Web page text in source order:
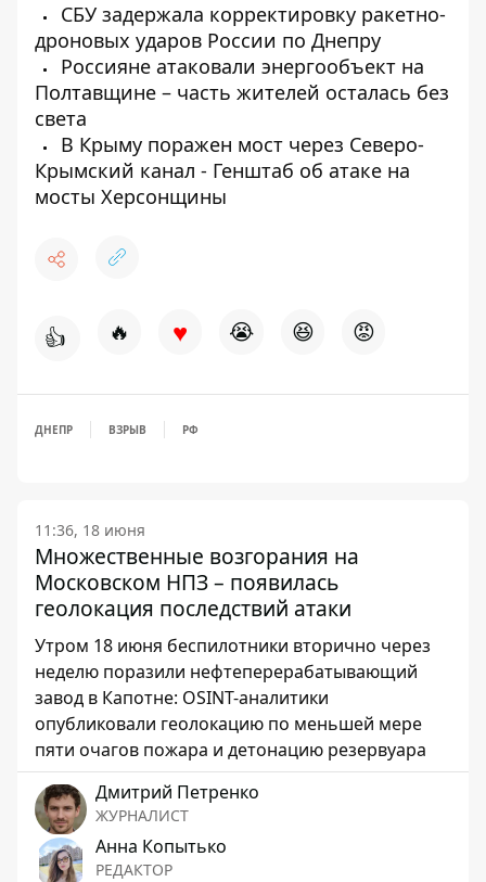
СБУ задержала корректировку ракетно-
дроновых ударов России по Днепру
Россияне атаковали энергообъект на
Полтавщине – часть жителей осталась без
света
В Крыму поражен мост через Северо-
Крымский канал - Генштаб об атаке на
мосты Херсонщины
👍 🔥 ♥ 😭 😆 😡
ДНЕПР ВЗРЫВ РФ
11:36, 18 июня
Множественные возгорания на
Московском НПЗ – появилась
геолокация последствий атаки
Утром 18 июня беспилотники вторично через
неделю поразили нефтеперерабатывающий
завод в Капотне: OSINT-аналитики
опубликовали геолокацию по меньшей мере
пяти очагов пожара и детонацию резервуара
Дмитрий Петренко
ЖУРНАЛИСТ
Анна Копытько
РЕДАКТОР